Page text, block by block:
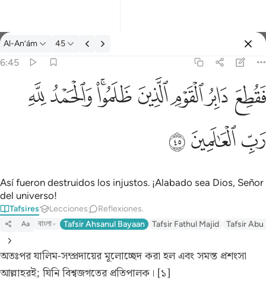
Tafsir: Al-An’ám 6:45
Al-An’ám 45
6:45
فقطع دابر القوم الذين ظلموا والحمد لله رب العالمين ٤٥
ٱلْقَوْمِ ٱلَّذِينَ ظَلَمُوا۟ ۚ وَٱلْحَمْدُ لِلَّهِ رَبِّ ٱلْعَـٰلَمِينَ ٤٥ﱁ ﱂﱃﱄﱅﱆﱇﱈ
ﱉﱊﱋ
Así fueron destruidos los injustos. ¡Alabado sea Dios, Señor
del universo!
Tafsires Lecciones Reflexiones.
Aa বাংলা Tafsir Ahsanul Bayaan Tafsir Fathul Majid Tafsir Abu
অতঃপর যালিম-সম্প্রদায়ের মূলোচ্ছেদ করা হল এবং সমস্ত প্রশংসা
আল্লাহরই; যিনি বিশ্বজগতের প্রতিপালক। [১]